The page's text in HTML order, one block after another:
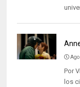
Ago
Por
los